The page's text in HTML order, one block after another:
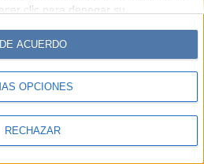
clic para denegar su
de otorgar su consentimiento.
procesamiento de sus datos
de su consentimiento, pero usted
tal procesamiento. Sus
consentimiento en cualquier
OPCIONES
RECHAZAR
DE ACUERDO